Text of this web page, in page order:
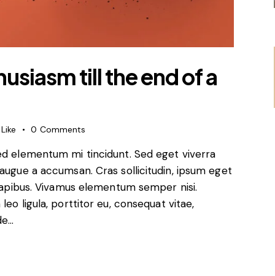
till the end of a
Like 0 Comments
elementum mi tincidunt. Sed eget viverra
a accumsan. Cras sollicitudin, ipsum eget
Vivamus elementum semper nisi.
ligula, porttitor eu, consequat vitae,